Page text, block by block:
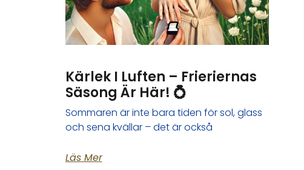
Kärlek I Luften – Frieriernas
Säsong Är Här! 💍
Sommaren är inte bara tiden för sol, glass
och sena kvällar – det är också
Läs Mer